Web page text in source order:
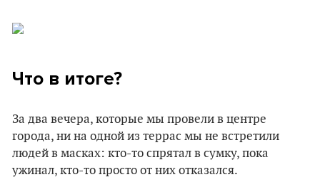
Что в итоге?
За два вечера, которые мы провели в центре
города, ни на одной из террас мы не встретили
людей в масках: кто-то спрятал в сумку, пока
ужинал, кто-то просто от них отказался.